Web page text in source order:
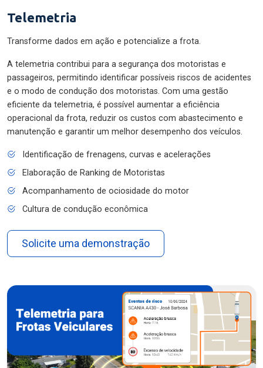
Telemetria
Transforme dados em ação e potencialize a frota.
A telemetria contribui para a segurança dos motoristas e
passageiros, permitindo identificar possíveis riscos de acidentes
e o modo de condução dos motoristas. Com uma gestão
eficiente da telemetria, é possível aumentar a eficiência
operacional da frota, reduzir os custos com abastecimento e
manutenção e garantir um melhor desempenho dos veículos.
Identificação de frenagens, curvas e acelerações
Elaboração de Ranking de Motoristas
Acompanhamento de ociosidade do motor
Cultura de condução econômica
Solicite uma demonstração